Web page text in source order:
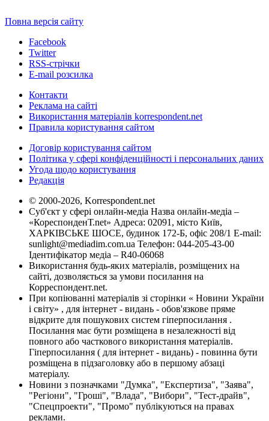
Повна версія сайту
Facebook
Twitter
RSS-стрічки
E-mail розсилка
Контакти
Реклама на сайті
Використання матеріалів korrespondent.net
Правила користування сайтом
Договір користування сайтом
Політика у сфері конфіденційності і персональних даних
Угода щодо користування
Редакція
© 2000-2026, Korrespondent.net
Суб'єкт у сфері онлайн-медіа Назва онлайн-медіа –
«КореспонденТ.net» Адреса: 02091, місто Київ,
ХАРКІВСЬКЕ ШОСЕ, будинок 172-Б, офіс 208/1 E-mail:
sunlight@mediadim.com.ua Телефон: 044-205-43-00
Ідентифікатор медіа – R40-06068
Використання будь-яких матеріалів, розміщених на
сайті, дозволяється за умови посилання на
Корреспондент.net.
При копіюванні матеріалів зі сторінки « Новини України
і світу» , для інтернет - видань - обов'язкове пряме
відкрите для пошукових систем гіперпосилання .
Посилання має бути розміщена в незалежності від
повного або часткового використання матеріалів.
Гіперпосилання ( для інтернет - видань) - повинна бути
розміщена в підзаголовку або в першому абзаці
матеріалу.
Новини з позначками "Думка", "Експертиза", "Заява",
"Регіони", "Гроші", "Влада", "Вибори", "Тест-драйв",
"Спецпроекти", "Промо" публікуються на правах
реклами.